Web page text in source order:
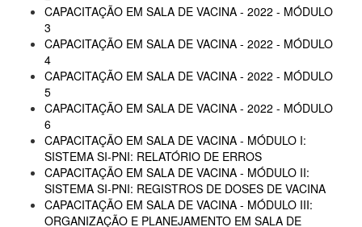
CAPACITAÇÃO EM SALA DE VACINA - 2022 - MÓDULO
3
CAPACITAÇÃO EM SALA DE VACINA - 2022 - MÓDULO
4
CAPACITAÇÃO EM SALA DE VACINA - 2022 - MÓDULO
5
CAPACITAÇÃO EM SALA DE VACINA - 2022 - MÓDULO
6
CAPACITAÇÃO EM SALA DE VACINA - MÓDULO I:
SISTEMA SI-PNI: RELATÓRIO DE ERROS
CAPACITAÇÃO EM SALA DE VACINA - MÓDULO II:
SISTEMA SI-PNI: REGISTROS DE DOSES DE VACINA
CAPACITAÇÃO EM SALA DE VACINA - MÓDULO III:
ORGANIZAÇÃO E PLANEJAMENTO EM SALA DE